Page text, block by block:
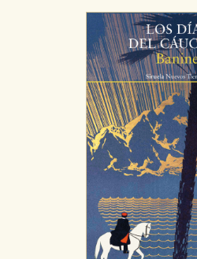
GUARDAR
Puede consultar nuestrapolítica de